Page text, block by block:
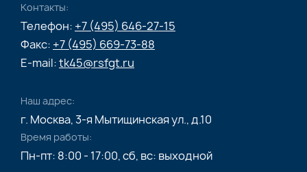
Контакты:
Телефон: +7 (495) 646-27-15
Факс: +7 (495) 669-73-88
E-mail:tk45@rsfgt.ru
Наш адрес:
г. Москва, 3-я Мытищинская ул., д.10
Время работы:
Пн-пт: 8:00 - 17:00, сб, вс: выходной